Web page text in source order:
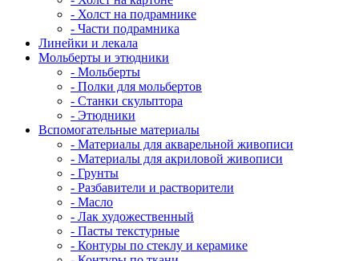
- Холст на подрамнике
- Части подрамника
Линейки и лекала
Мольберты и этюдники
- Мольберты
- Полки для мольбертов
- Станки скульптора
- Этюдники
Вспомогательные материалы
- Материалы для акварельной живописи
- Материалы для акриловой живописи
- Грунты
- Разбавители и растворители
- Масло
- Лак художественный
- Пасты текстурные
- Контуры по стеклу и керамике